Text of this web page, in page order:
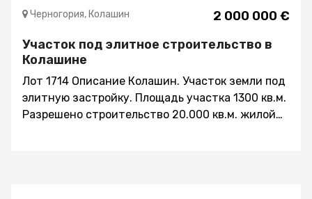
2 000 000 €
Черногория, Колашин
Участок под элитное строительство в
Колашине
Лот 1714 Описание Колашин. Участок земли под
элитную застройку. Площадь участка 1300 кв.м.
Разрешено строительство 20.000 кв.м. жилой